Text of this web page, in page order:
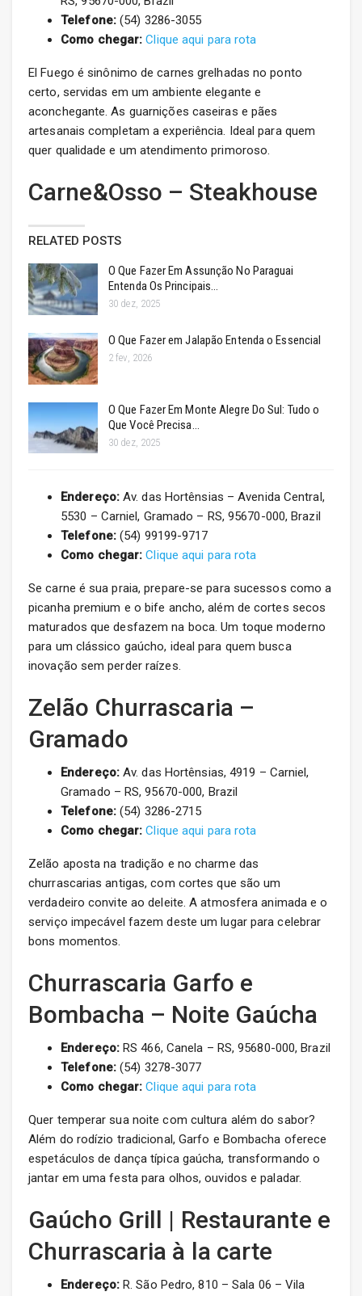
Telefone:(54) 3286-3055
Como chegar: Clique aqui para rota
El Fuego é sinônimo de carnes grelhadas no ponto
certo, servidas em um ambiente elegante e
aconchegante. As guarnições caseiras e pães
artesanais completam a experiência. Ideal para quem
quer qualidade e um atendimento primoroso.
Carne&Osso – Steakhouse
RELATED POSTS
O Que Fazer Em Assunção No Paraguai
Entenda Os Principais…
30 dez, 2025
O Que Fazer em Jalapão Entenda o Essencial
2 fev, 2026
O Que Fazer Em Monte Alegre Do Sul: Tudo o
Que Você Precisa…
30 dez, 2025
Endereço:Av. das Hortênsias – Avenida Central,
5530 – Carniel, Gramado – RS, 95670-000, Brazil
Telefone:(54) 99199-9717
Como chegar: Clique aqui para rota
Se carne é sua praia, prepare-se para sucessos como a
picanha premium e o bife ancho, além de cortes secos
maturados que desfazem na boca. Um toque moderno
para um clássico gaúcho, ideal para quem busca
inovação sem perder raízes.
Zelão Churrascaria –
Gramado
Endereço:Av. das Hortênsias, 4919 – Carniel,
Gramado – RS, 95670-000, Brazil
Telefone:(54) 3286-2715
Como chegar: Clique aqui para rota
Zelão aposta na tradição e no charme das
churrascarias antigas, com cortes que são um
verdadeiro convite ao deleite. A atmosfera animada e o
serviço impecável fazem deste um lugar para celebrar
bons momentos.
Churrascaria Garfo e
Bombacha – Noite Gaúcha
Endereço:RS 466, Canela – RS, 95680-000, Brazil
Telefone:(54) 3278-3077
Como chegar: Clique aqui para rota
Quer temperar sua noite com cultura além do sabor?
Além do rodízio tradicional, Garfo e Bombacha oferece
espetáculos de dança típica gaúcha, transformando o
jantar em uma festa para olhos, ouvidos e paladar.
Gaúcho Grill | Restaurante e
Churrascaria à la carte
Endereço:R. São Pedro, 810 – Sala 06 – Vila